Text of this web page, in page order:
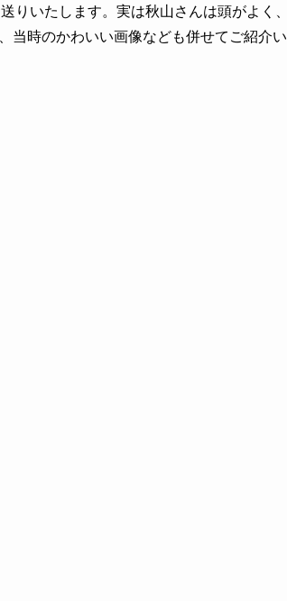
りいたします。実は秋山さんは頭がよく、
当時のかわいい画像なども併せてご紹介い